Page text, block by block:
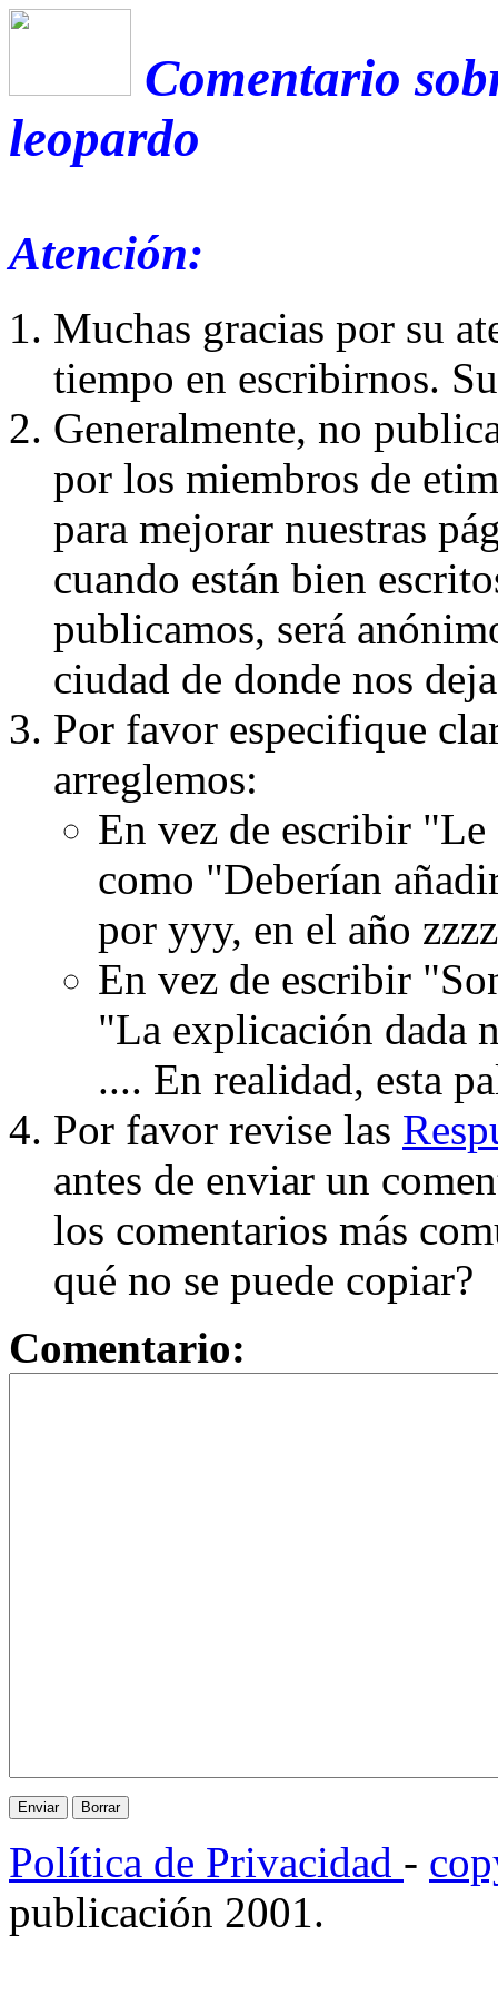
Comentario
leopardo
Atención:
Muchas gracias por su
tiempo en escribirnos.
Generalmente, no
por los miembros de
para mejorar nuestras
cuando están bien
publicamos, será
ciudad de donde nos
Por favor especifique
arreglemos:
En vez de escribir
como "Deberían
por yyy, en el año
En vez de escribir
"La explicación dada
.... En realidad, esta
Por favor revise las
antes de enviar un
los comentarios más
qué no se puede copiar?
Comentario:
Política de Privacidad -
publicación 2001.